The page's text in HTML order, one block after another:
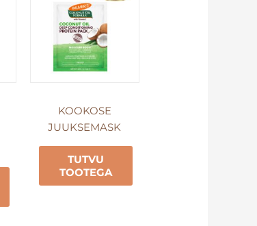
KOOKOSE
JUUKSEMASK
TUTVU
TOOTEGA